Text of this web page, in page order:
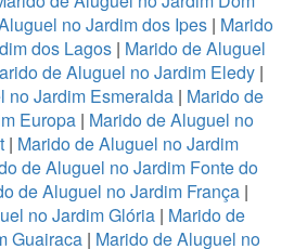
no Jardim dos Ipes | Marido
dos Lagos| Marido de Aluguel
de Aluguel no Jardim Eledy|
no Jardim Esmeralda | Marido de
Europa| Marido de Aluguel no
| Marido de Aluguel no Jardim
de Aluguel no Jardim Fonte do
de Aluguel no Jardim França|
no Jardim Glória | Marido de
Guairaca | Marido de Aluguel no